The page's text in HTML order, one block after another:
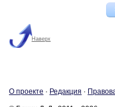
Наверх
О про­ек­те · Ре­дак­ция ·